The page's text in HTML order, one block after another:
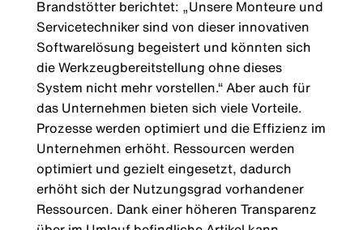
Brandstötter berichtet: „Unsere Monteure und
Servicetechniker sind von dieser innovativen
Softwarelösung begeistert und könnten sich
die Werkzeugbereitstellung ohne dieses
System nicht mehr vorstellen.“ Aber auch für
das Unternehmen bieten sich viele Vorteile.
Prozesse werden optimiert und die Effizienz im
Unternehmen erhöht. Ressourcen werden
optimiert und gezielt eingesetzt, dadurch
erhöht sich der Nutzungsgrad vorhandener
Ressourcen. Dank einer höheren Transparenz